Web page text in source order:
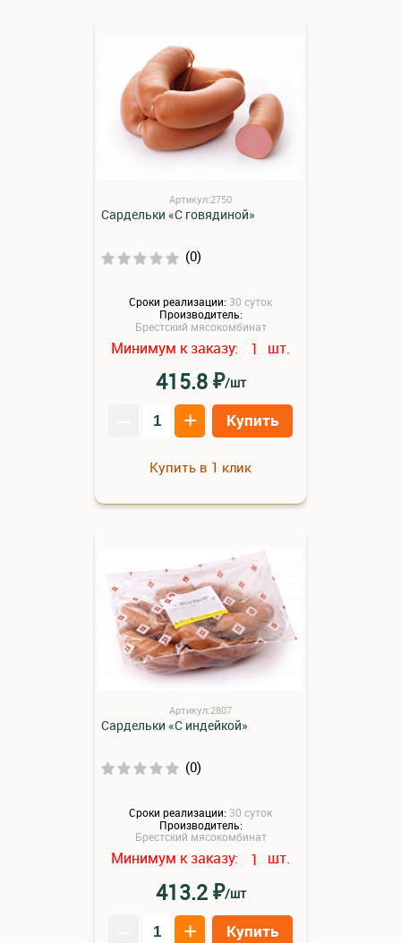
Артикул:2750
Сардельки «С говядиной»
(0)
Сроки реализации: 30 суток
Производитель:
Брестский мясокомбинат
Минимум к заказу: 1 шт.
415.8₽/шт
+ Купить
Купить в 1 клик
Артикул:2807
Сардельки «С индейкой»
(0)
Сроки реализации: 30 суток
Производитель:
Брестский мясокомбинат
Минимум к заказу: 1 шт.
413.2₽/шт
+ Купить